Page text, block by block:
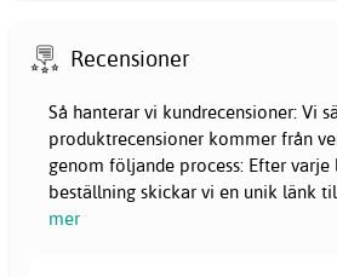
Recensioner
Så hanterar vi kundrecensioner: Vi
produktrecensioner kommer från
genom följande process: Efter varje
beställning skickar vi en unik länk
mer